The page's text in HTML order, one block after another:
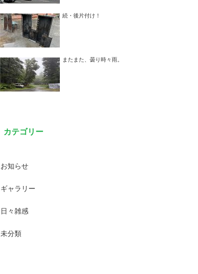
続・後片付け！
またまた、曇り時々雨。
カテゴリー
お知らせ
ギャラリー
日々雑感
未分類